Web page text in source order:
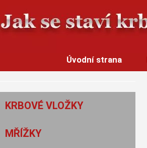
Úvodní strana
KRBOVÉ VLOŽKY
MŘÍŽKY